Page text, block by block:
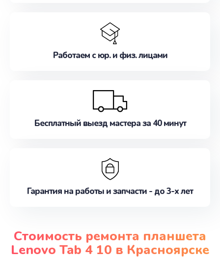
Работаем с юр. и физ. лицами
Бесплатный выезд мастера за 40 минут
Гарантия на работы и запчасти - до 3-х лет
Стоимость ремонта планшета
Lenovo Tab 4 10 в Красноярске